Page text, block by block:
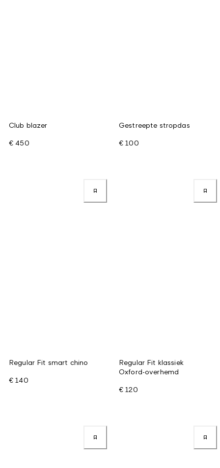
Club blazer
€ 450
Gestreepte stropdas
€ 100
Regular Fit smart chino
€ 140
Regular Fit klassiek
Oxford-overhemd
€ 120